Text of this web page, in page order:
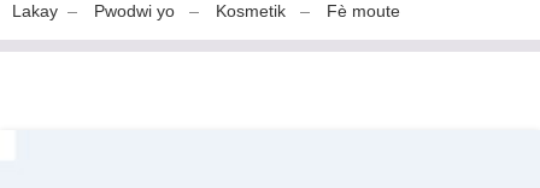
Lakay Pwodwi yo Kosmetik Fè moute